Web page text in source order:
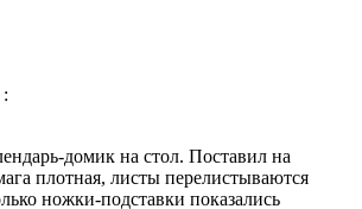
:
домик на стол. Поставил на
плотная, листы перелистываются
ножки-подставки показались